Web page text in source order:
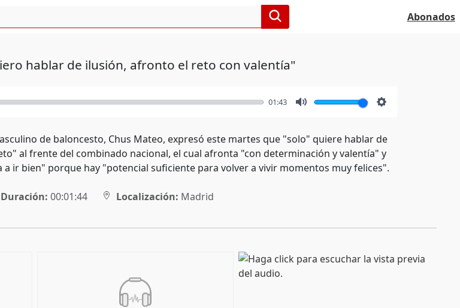
Abonados
hablar de ilusión, afronto el reto con valentía"
01:43
de baloncesto, Chus Mateo, expresó este martes que "solo" quiere hablar de
al frente del combinado nacional, el cual afronta "con determinación y valentía" y
a ir bien" porque hay "potencial suficiente para volver a vivir momentos muy felices".
Duración: 00:01:44 Localización: Madrid